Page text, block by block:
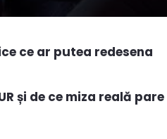
ce ar putea redesena
și de ce miza reală pare